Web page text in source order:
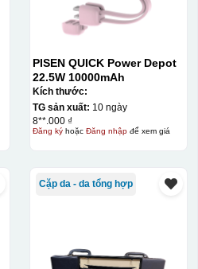
PISEN QUICK Power Depot
22.5W 10000mAh
Kích thước:
TG sản xuất: 10 ngày
8**.000 ₫
Đăng kýhoặc Đăng nhậpđể xem giá
Cặp da - da tổng hợp